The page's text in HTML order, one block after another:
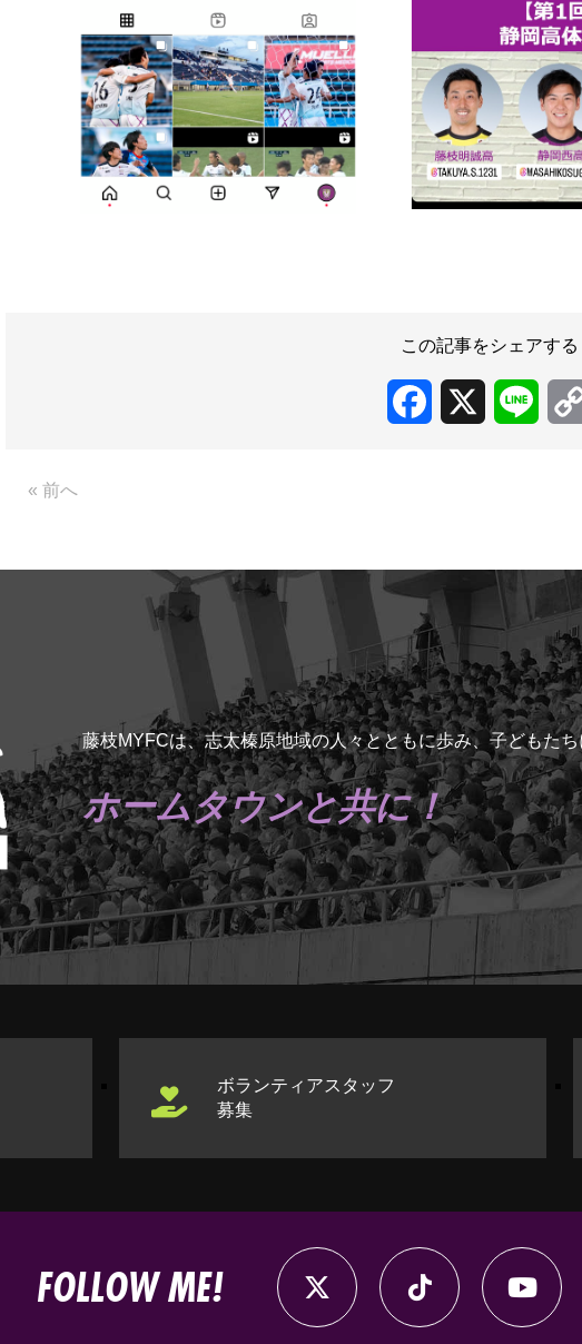
この記事をシェアする
Facebook Line
« 前へ
藤枝MYFCは、志太榛原地域の人々とともに歩み、子どもた
ホームタウンと共に！
ボランティアスタッフ
募集
FOLLOW ME!